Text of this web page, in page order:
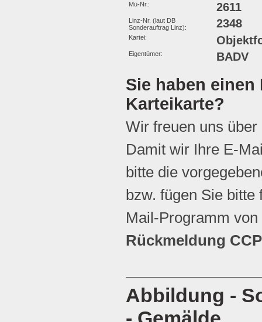
Mü-Nr.: 2611
Linz-Nr. (laut DB
Sonderauftrag Linz):
2348
Kartei:
Eigentümer: BADV
Sie haben
Karteikarte?
Wir freuen uns
Damit wir Ihre E-
bitte die
bzw. fügen Sie
Mail-Programm
Rückmeldung
Abbildung -